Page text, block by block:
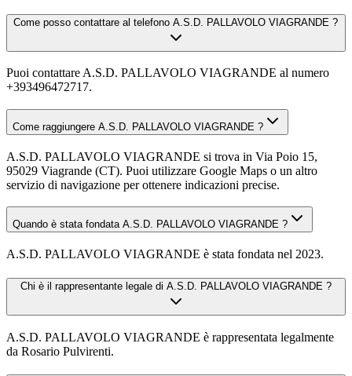
Come posso contattare al telefono A.S.D. PALLAVOLO VIAGRANDE ?
Puoi contattare A.S.D. PALLAVOLO VIAGRANDE al numero
+393496472717.
Come raggiungere A.S.D. PALLAVOLO VIAGRANDE ?
A.S.D. PALLAVOLO VIAGRANDE si trova in Via Poio 15,
95029 Viagrande (CT). Puoi utilizzare Google Maps o un altro
servizio di navigazione per ottenere indicazioni precise.
Quando è stata fondata A.S.D. PALLAVOLO VIAGRANDE ?
A.S.D. PALLAVOLO VIAGRANDE è stata fondata nel 2023.
Chi è il rappresentante legale di A.S.D. PALLAVOLO VIAGRANDE ?
A.S.D. PALLAVOLO VIAGRANDE è rappresentata legalmente
da Rosario Pulvirenti.